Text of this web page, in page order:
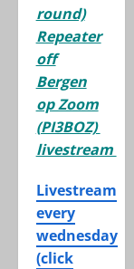
round)
Repeater
off
Bergen
op Zoom
(PI3BOZ)
livestream
Livestream
every
wednesday
(click